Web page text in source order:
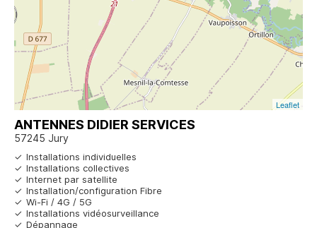
Leaflet
ANTENNES DIDIER SERVICES
57245 Jury
Installations individuelles
Installations collectives
Internet par satellite
Installation/configuration Fibre
Wi-Fi / 4G / 5G
Installations vidéosurveillance
Dépannage